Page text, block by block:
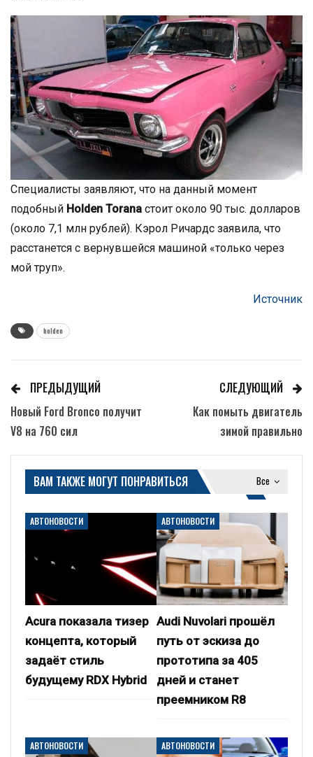
Специалисты заявляют, что на данный момент
подобный Holden Torana стоит около 90 тыс. долларов
(около 7,1 млн рублей). Кэрол Ричардс заявила, что
расстанется с вернувшейся машиной «только через
мой труп».
Источник
holden
ПРЕДЫДУЩИЙ
Новый Ford Bronco получит
V8 на 760 сил
СЛЕДУЮЩИЙ
Как помыть двигатель
зимой правильно
Все
ВАМ ТАКЖЕ МОГУТ ПОНРАВИТЬСЯ
АВТОНОВОСТИ
Acura показала тизер
концепта, который
задаёт стиль
будущему RDX Hybrid
АВТОНОВОСТИ
Audi Nuvolari прошёл
путь от эскиза до
прототипа за 405
дней и станет
преемником R8
АВТОНОВОСТИ АВТОНОВОСТИ